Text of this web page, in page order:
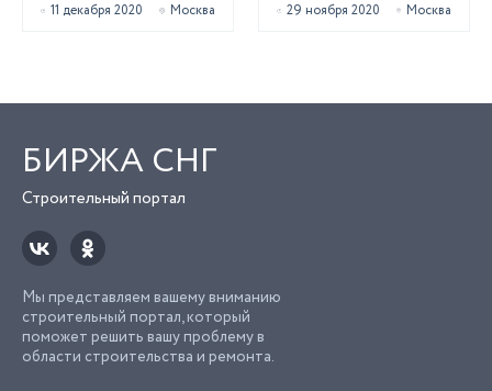
11 декабря 2020 Москва 29 ноября 2020 Москва
БИРЖА СНГ
Строительный портал
Мы представляем вашему вниманию
строительный портал, который
поможет решить вашу проблему в
области строительства и ремонта.